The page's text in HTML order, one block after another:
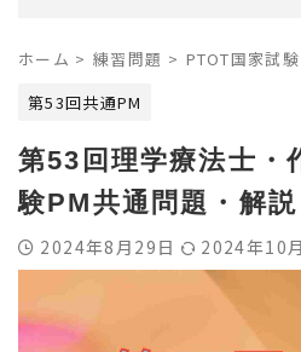
ホーム > 練習問題 > PTOT国家試験
第53回共通PM
第53回理学療法士・
験PM共通問題・解
2024年8月29日 2024年10